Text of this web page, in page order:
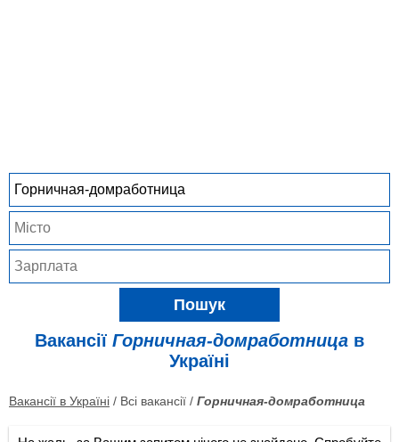
Пошук
Вакансії Горничная-домработница в
Україні
Вакансії в Україні / Всі вакансії / Горничная-домработница